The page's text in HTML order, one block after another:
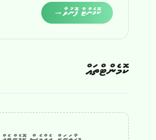
ކޮމެންޓް ފޮނުވާ→
ކޮމެންޓްތައް